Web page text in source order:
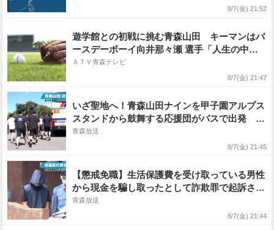
後の予想進路・雨と風のシミュレーションを見
8/7(金) 21:52
遊学館との初戦に挑む青森山田 キーマンはバ
ースデーボーイ向井那々瀬 選手「人生の中で
大切な日になるのでホームラン打ちたい」「フ
ルスイングで」 県大会打率4割超のバッター
球甲子園
ＡＴＶ青森テレビ
8/7(金) 21:47
いざ聖地へ！青森山田ナインを甲子園アルプス
スタンドから鼓舞する応援団がバスで出発 青
森市
青森放送
8/7(金) 21:45
【懲戒免職】生活保護費を受け取っている男性
から現金を騙し取ったとして詐欺罪で起訴され
た青森県職員
青森放送
8/7(金) 21:44